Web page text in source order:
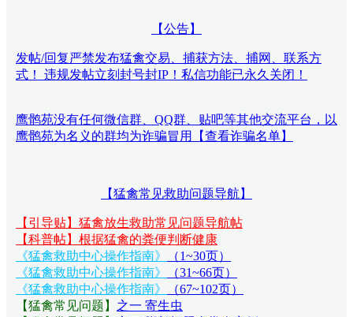
【公告】
发帖/回复严禁发布猛禽交易、捕获方法、捕网、联系方
式！ 违规发帖立刻封号封IP！私信功能已永久关闭！
鹰鹘苑没有任何微信群、QQ群、贴吧等其他交流平台，以
鹰鹘苑为名义的群均为诈骗冒用【查看诈骗名单】
【猛禽常见救助问题导航】
【引导贴】猛禽放生救助常见问题导航帖
【科普帖】根据猛禽的粪便判断健康
《猛禽救助中心操作指南》
（1~30页）
《猛禽救助中心操作指南》
（31~66页）
《猛禽救助中心操作指南》
（67~102页）
【猛禽常见问题 】 之一 寄生虫